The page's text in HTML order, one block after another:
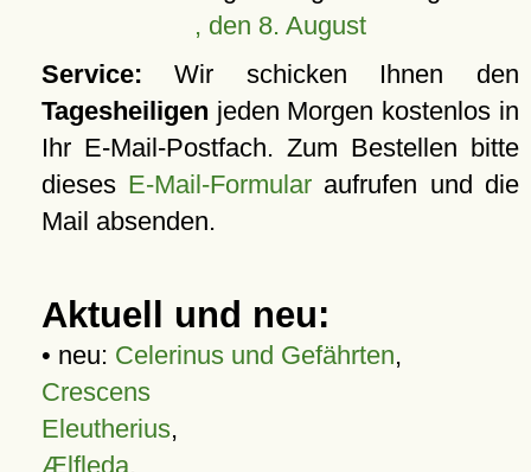
, den 8. August
Service: Wir schicken Ihnen den
Tagesheiligen jeden Morgen kostenlos in
Ihr E-Mail-Postfach. Zum Bestellen bitte
dieses E-Mail-Formular aufrufen und die
Mail absenden.
Aktuell und neu:
• neu: Celerinus und Gefährten,
Crescens
Eleutherius,
Ælfleda,